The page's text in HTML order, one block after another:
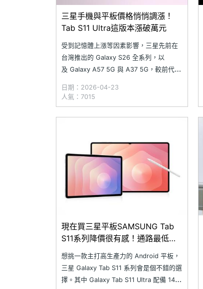
三星手機與平板價格悄悄調漲！
Tab S11 Ultra這版本漲破萬元
受到記憶體上漲等因素影響，三星先前在
台灣推出的 Galaxy S26 全系列，以
及 Galaxy A57 5G 與 A37 5G，較前代有
漲摺疊手機與平板電腦的價格，其中又以
平板漲幅最多。以 2025 年 9 月上市的
日期：2026-04-23
人氣：7015
現在買三星平板SAMSUNG Tab
S11系列降價很有感！通路最低價
格一次看(2026.1)
想挑一款主打高生產力的 Android 平板，
三星 Galaxy Tab S11 系列會是個不錯的選
擇。其中 Galaxy Tab S11 Ultra 配備 14.6